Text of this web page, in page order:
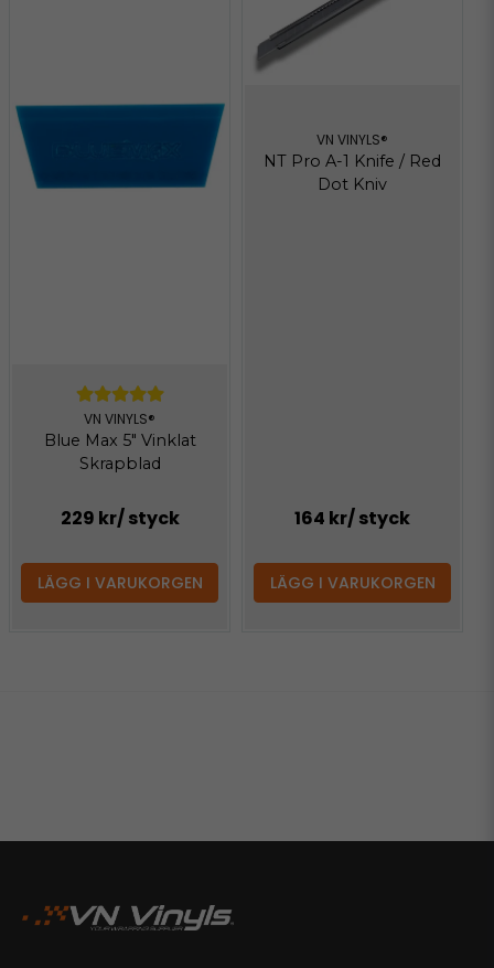
VN VINYLS®
Blue Max 5" Vinklat
Skrapblad
229 kr/ styck
LÄGG I VARUKORGEN
VN VINYLS®
NT Pro A-1 Knife / Red
Dot Kniv
164 kr/ styck
LÄGG I VARUKORGEN